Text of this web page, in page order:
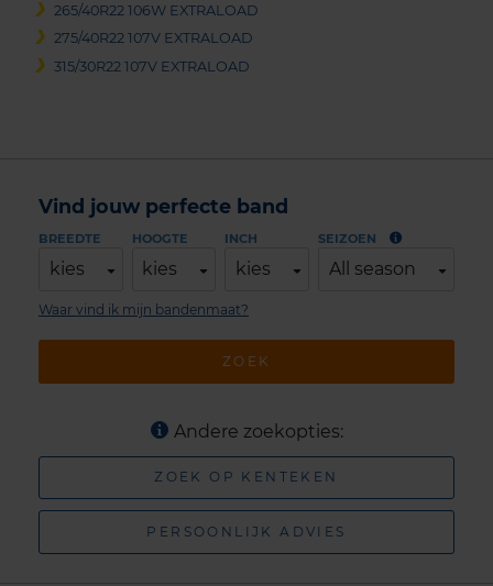
265/40R22 106W EXTRALOAD
275/40R22 107V EXTRALOAD
315/30R22 107V EXTRALOAD
Vind jouw perfecte band
BREEDTE
kies
HOOGTE
kies
INCH
kies
SEIZOEN
All season
ZOEK
Waar vind ik mijn bandenmaat?
Andere zoekopties:
ZOEK OP KENTEKEN
PERSOONLIJK ADVIES